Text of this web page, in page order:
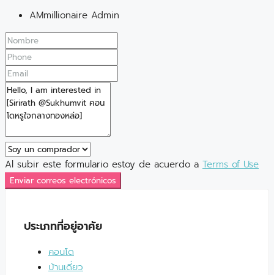
AMmillionaire Admin
Al subir este formulario estoy de acuerdo a Terms of Use
Enviar correos electrónicos
ประเภทที่อยู่อาศัย
คอนโด
บ้านเดี่ยว